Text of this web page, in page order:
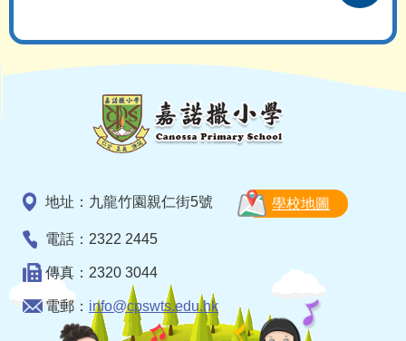
頁
地址：九龍竹園親仁街5號 學校地圖
電話：2322 2445
傳真：2320 3044
電郵： info@cpswts.edu.hk